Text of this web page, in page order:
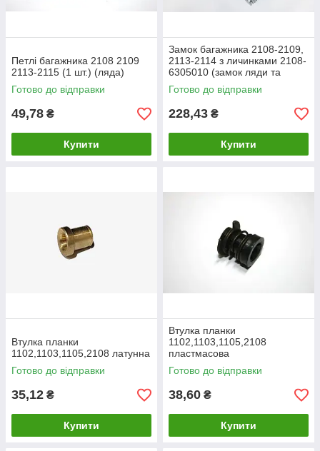
Петлі багажника 2108 2109
2113-2115 (1 шт.) (ляда)
Готово до відправки
49,78 ₴
Купити
Замок багажника 2108-2109,
2113-2114 з личинками 2108-
6305010 (замок ляди та
дверей)
Готово до відправки
228,43 ₴
Купити
Втулка планки
1102,1103,1105,2108 латунна
Готово до відправки
35,12 ₴
Купити
Втулка планки
1102,1103,1105,2108
пластмасова
Готово до відправки
38,60 ₴
Купити